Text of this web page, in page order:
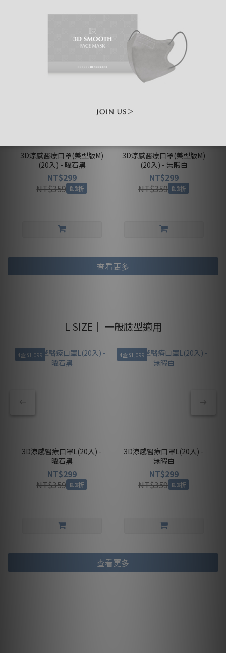
M SIZE｜小臉適用
3D涼感醫療口罩(美型版M)
(20入) - 曜石黑
NT$299
NT$359 8.3折
3D涼感醫療口罩(美型版M)
(20入) - 無暇白
NT$299
NT$359 8.3折
查看更多
L SIZE｜ 一般臉型適用
4盒 $1,099
3D涼感醫療口罩L(20入) -
曜石黑
NT$299
NT$359 8.3折
4盒 $1,099
3D涼感醫療口罩L(20入) -
無暇白
NT$299
NT$359 8.3折
查看更多